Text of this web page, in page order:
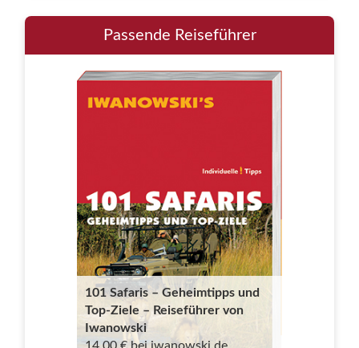
Passende Reiseführer
101 Safaris – Geheimtipps und
Top-Ziele – Reiseführer von
Iwanowski
14,00 € bei iwanowski.de